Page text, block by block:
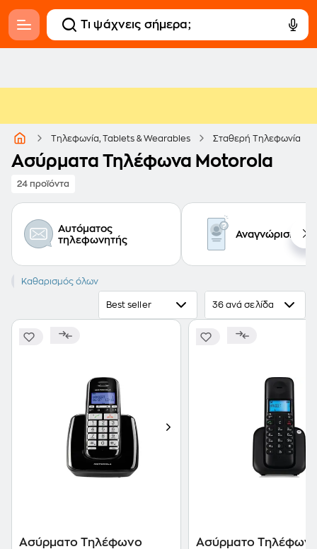
Τηλεφωνία, Tablets & Wearables Σταθερή Τηλεφωνία
Ασύρματα Τηλέφωνα Motorola
24 προϊόντα
Αυτόματος
τηλεφωνητής
Αναγνώριση
MOTOROLA
Καθαρισμός όλων
Best seller 36 ανά σελίδα
Ασύρματο Τηλέφωνο
Ασύρματο